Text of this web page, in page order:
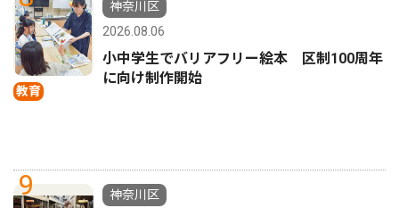
教育
神奈川区
2026.08.06
小中学生でバリアフリー絵本 区制100周年
に向け制作開始
9
神奈川区